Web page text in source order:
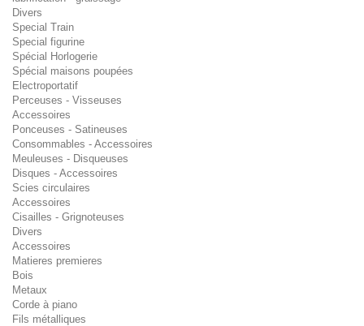
Divers
Special Train
Special figurine
Spécial Horlogerie
Spécial maisons poupées
Electroportatif
Perceuses - Visseuses
Accessoires
Ponceuses - Satineuses
Consommables - Accessoires
Meuleuses - Disqueuses
Disques - Accessoires
Scies circulaires
Accessoires
Cisailles - Grignoteuses
Divers
Accessoires
Matieres premieres
Bois
Metaux
Corde à piano
Fils métalliques